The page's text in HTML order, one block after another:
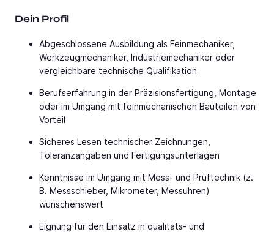
Dein Profil
Abgeschlossene Ausbildung als Feinmechaniker,
Werkzeugmechaniker, Industriemechaniker oder
vergleichbare technische Qualifikation
Berufserfahrung in der Präzisionsfertigung, Montage
oder im Umgang mit feinmechanischen Bauteilen von
Vorteil
Sicheres Lesen technischer Zeichnungen,
Toleranzangaben und Fertigungsunterlagen
Kenntnisse im Umgang mit Mess- und Prüftechnik (z.
B. Messschieber, Mikrometer, Messuhren)
wünschenswert
Eignung für den Einsatz in qualitäts- und